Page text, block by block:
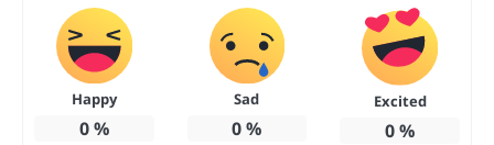
Happy
0%
Sad
0%
Excited
0%